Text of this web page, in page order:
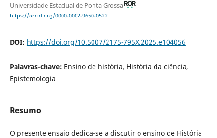
Universidade Estadual de Ponta Grossa
https://orcid.org/0000-0002-9650-0522
DOI: https://doi.org/10.5007/2175-795X.2025.e104056
Palavras-chave: Ensino de história, História da ciência,
Epistemologia
Resumo
O presente ensaio dedica-se a discutir o ensino de História